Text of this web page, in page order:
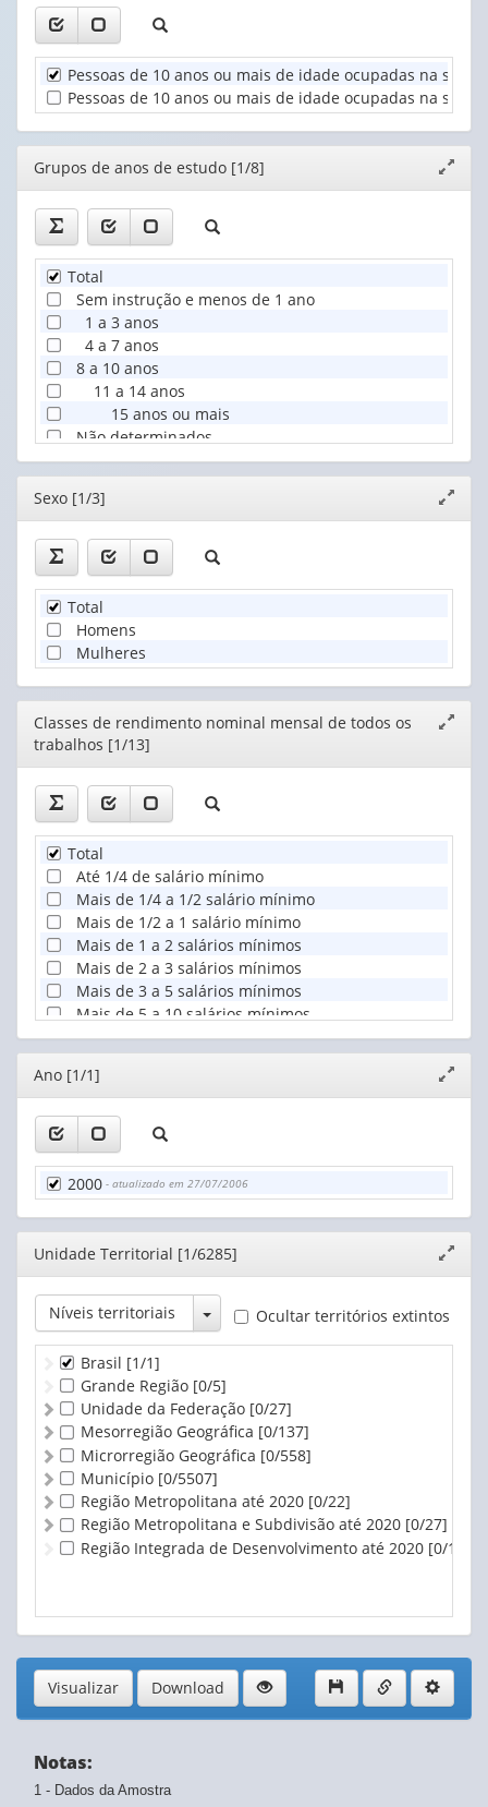
Unidade
Territorial
(1)
de
rendimento
nominal
mensal
...
(1)
Pessoas de 10 anos ou mais de idade ocupadas na
Pessoas de 10 anos ou mais de idade ocupadas na
Editor
janela
Grupos de anos de estudo [1/8]
Total
Sem instrução e menos de 1 ano
1 a 3 anos
4 a 7 anos
8 a 10 anos
11 a 14 anos
15 anos ou mais
Não determinados
Editor
janela
Sexo [1/3]
Total
Homens
Mulheres
Editor
Classes de rendimento nominal mensal de todos os
trabalhos [1/13]
Total
Até 1/4 de salário mínimo
Mais de 1/4 a 1/2 salário mínimo
Mais de 1/2 a 1 salário mínimo
Mais de 1 a 2 salários mínimos
Mais de 2 a 3 salários mínimos
Mais de 3 a 5 salários mínimos
Mais de 5 a 10 salários mínimos
Mais de 10 a 15 salários mínimos
Mais de 15 a 20 salários mínimos
Mais de 20 a 30 salários mínimos
Mais de 30 salários mínimos
Sem rendimento
Editor
janela
Ano [1/1]
2000 - atualizado em 27/07/2006
Editor
janela
Unidade Territorial [1/6285]
Níveis territoriais Toggle Dropdown
Ocultar territórios extintos
Brasil [1/1]
Grande Região [0/5]
Unidade da Federação [0/27]
Mesorregião Geográfica [0/137]
Microrregião Geográfica [0/558]
Município [0/5507]
Região Metropolitana até 2020 [0/22]
Região Metropolitana e Subdivisão até 2020 [0/27]
Região Integrada de Desenvolvimento até 2020 [0/1]
Visualizar Download
Notas:
1 - Dados da Amostra